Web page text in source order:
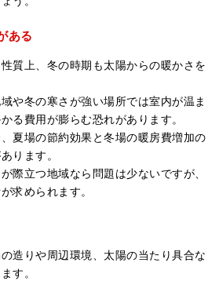
ある
質上、冬の時期も太陽からの暖かさを
や冬の寒さが強い場所では室内が温ま
る費用が膨らむ恐れがあります。
夏場の節約効果と冬場の暖房費増加の
ります。
際立つ地域なら問題は少ないですが、
求められます。
造りや周辺環境、太陽の当たり具合な
す。